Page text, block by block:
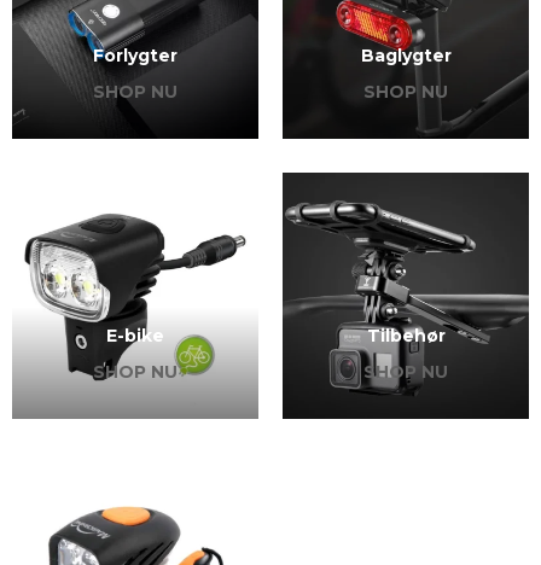
Forlygter
SHOP NU
Baglygter
SHOP NU
E-bike
SHOP NU
Tilbehør
SHOP NU